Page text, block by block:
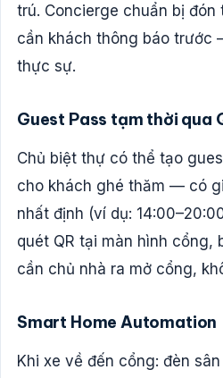
trú. Concierge chuẩn bị đón
cần khách thông báo trước
thực sự.
Guest Pass tạm thời qua
Chủ biệt thự có thể tạo
cho khách ghé thăm — có
nhất định (ví dụ:
quét QR tại màn hình cổng,
cần chủ nhà ra mở cổng,
Smart Home Automation
Khi xe về đến cổng: đèn